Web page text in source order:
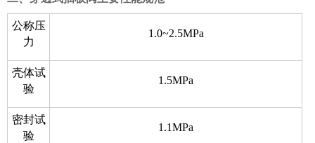
公称压
力
1.0~2.5MPa
壳体试
验
1.5MPa
密封试
验
1.1MPa